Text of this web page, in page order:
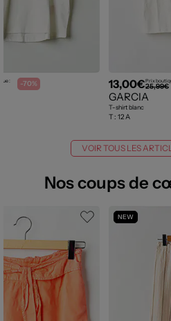
: -70% 13,00€Prix
25,99€
GARCIA
T-shirt blanc
T : 12 A
VOIR TOUS LES
Nos coups de
NEW